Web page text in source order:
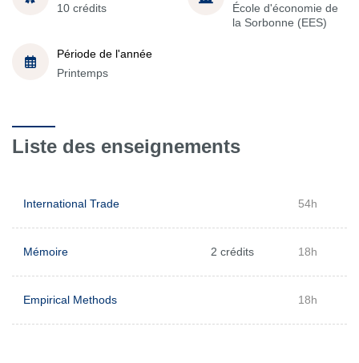
10 crédits
École d'économie de
la Sorbonne (EES)
Période de l'année
Printemps
Liste des enseignements
International Trade 54h
Mémoire 2 crédits 18h
Empirical Methods 18h